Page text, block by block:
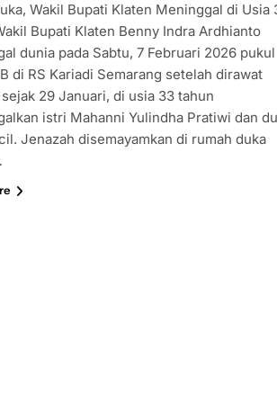
Wakil Bupati Klaten Meninggal di Usia
Bupati Klaten Benny Indra Ardhianto
dunia pada Sabtu, 7 Februari 2026 pukul
di RS Kariadi Semarang setelah dirawat
29 Januari, di usia 33 tahun
istri Mahanni Yulindha Pratiwi dan
Jenazah disemayamkan di rumah duka